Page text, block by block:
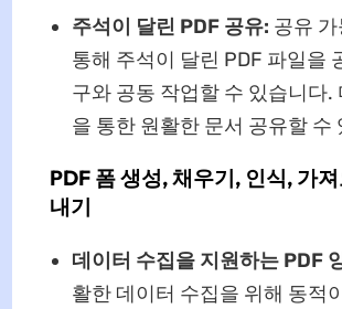
주석이 달린 PDF 공유: 공유
통해 주석이 달린 PDF 파일을
구와 공동 작업할 수 있습니다.
을 통한 원활한 문서 공유할 수
PDF 폼 생성, 채우기, 인식, 가
내기
데이터 수집을 지원하는 PDF
활한 데이터 수집을 위해 동적